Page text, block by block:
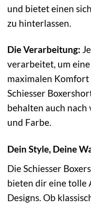
und bietet einen
zu hinterlassen.
Die Verarbeitung:
verarbeitet, um
maximalen
Schiesser
behalten auch nach
und Farbe.
Dein Style, Deine
Die Schiesser
bieten dir eine tolle
Designs. Ob